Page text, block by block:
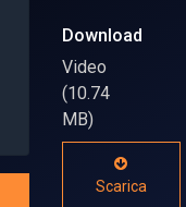
Download
Video
(10.74
MB)
Scarica